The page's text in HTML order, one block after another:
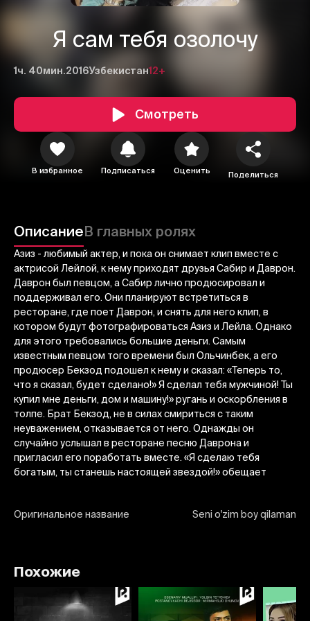
Я сам тебя озолочу
1ч. 40мин.2016Узбекистан12+
Смотреть
В избранное Подписаться Оценить Поделиться
ОписаниеВ главных ролях
Азиз - любимый актер, и пока он снимает клип вместе с
актрисой Лейлой, к нему приходят друзья Сабир и Даврон.
Даврон был певцом, а Сабир лично продюсировал и
поддерживал его. Они планируют встретиться в
ресторане, где поет Даврон, и снять для него клип, в
котором будут фотографироваться Азиз и Лейла. Однако
для этого требовались большие деньги. Самым
известным певцом того времени был Ольчинбек, а его
продюсер Бекзод подошел к нему и сказал: «Теперь то,
что я сказал, будет сделано!» Я сделал тебя мужчиной! Ты
купил мне деньги, дом и машину!» ругань и оскорбления в
толпе. Брат Бекзод, не в силах смириться с таким
неуважением, отказывается от него. Однажды он
случайно услышал в ресторане песню Даврона и
пригласил его поработать вместе. «Я сделаю тебя
богатым, ты станешь настоящей звездой!» обещает
Оригинальное название Seni o'zim boy qilaman
1
Отправить
Похожие
Отменить Авторизоваться